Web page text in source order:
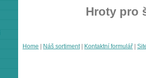
Hroty pro
Home Náš sortiment| Kontaktní formulář